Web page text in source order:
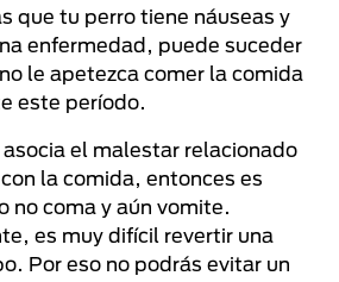
que tu perro tiene náuseas y
enfermedad, puede suceder
le apetezca comer la comida
este período.
el malestar relacionado
la comida, entonces es
no coma y aún vomite.
es muy difícil revertir una
Por eso no podrás evitar un